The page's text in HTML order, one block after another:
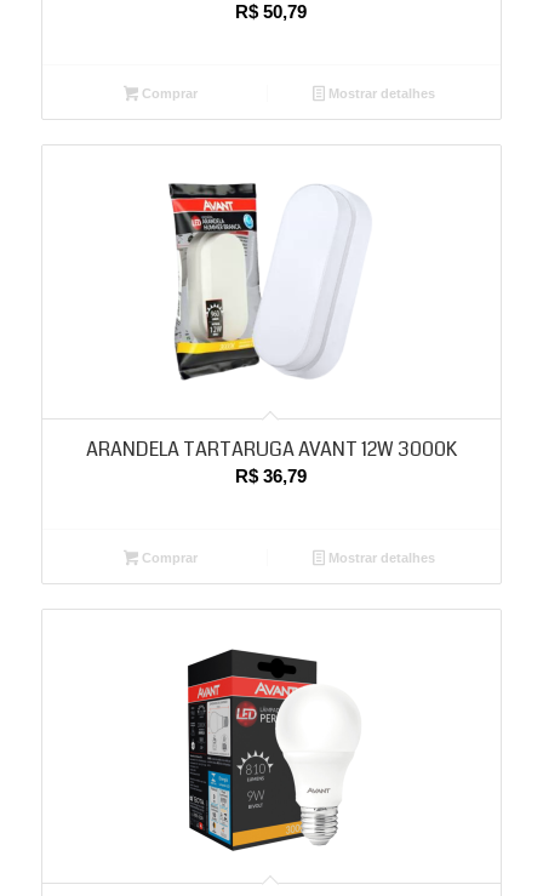
R$ 50,79
Comprar Mostrar detalhes
ARANDELA TARTARUGA AVANT 12W 3000K
R$ 36,79
Comprar Mostrar detalhes